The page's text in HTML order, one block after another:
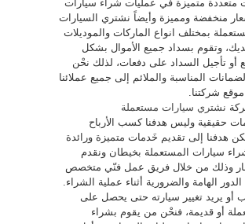
متعددة متميزة في عمليات شراء سيارات
منخفضة ومميزة وأيضاً نشتري السيارات
بمختلف انواع الماركات والموديلات
وتقوم بسداد جميع الأموال بشكل
أو تأجيل السداد على دفعات، لذلك نحْن
المناسبة والملائم إلى جميع عملائنا
شركتنا.
نشتري سيارات مستعملة
حقيقية وليس هدفنا كسب الأرباح
هدفنا إلى تقديم خَدمات متميزة ورائدة
سيارات المستعملة بخيطان ونقدم
وذلك من خلال فريق عمل فنّي متخصص
الهامة والضرورية أثناء عملية الشراء.
يريد تغيير سيارته حتى يحصل على
أو قديمة، فنحْن من يقوم بشراء